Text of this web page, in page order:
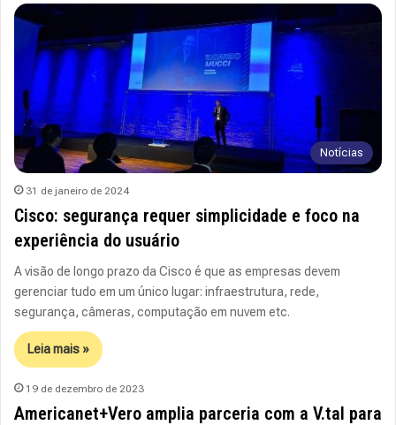
Notícias
31 de janeiro de 2024
Cisco: segurança requer simplicidade e foco na
experiência do usuário
A visão de longo prazo da Cisco é que as empresas devem
gerenciar tudo em um único lugar: infraestrutura, rede,
segurança, câmeras, computação em nuvem etc.
Leia mais »
19 de dezembro de 2023
Americanet+Vero amplia parceria com a V.tal para